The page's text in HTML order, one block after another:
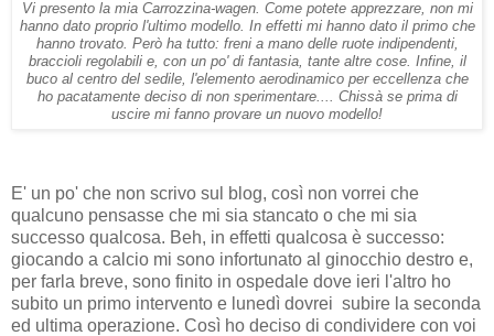
Vi presento la mia Carrozzina-wagen. Come potete apprezzare, non mi
hanno dato proprio l'ultimo modello. In effetti mi hanno dato il primo che
hanno trovato. Però ha tutto: freni a mano delle ruote indipendenti,
braccioli regolabili e, con un po' di fantasia, tante altre cose. Infine, il
buco al centro del sedile, l'elemento aerodinamico per eccellenza che
ho pacatamente deciso di non sperimentare.... Chissà se prima di
uscire mi fanno provare un nuovo modello!
E' un po' che non scrivo sul blog, così non vorrei che
qualcuno pensasse che mi sia stancato o che mi sia
successo qualcosa. Beh, in effetti qualcosa è successo:
giocando a calcio mi sono infortunato al ginocchio destro e,
per farla breve, sono finito in ospedale dove ieri l'altro ho
subito un primo intervento e lunedì dovrei subire la seconda
ed ultima operazione. Così ho deciso di condividere con voi